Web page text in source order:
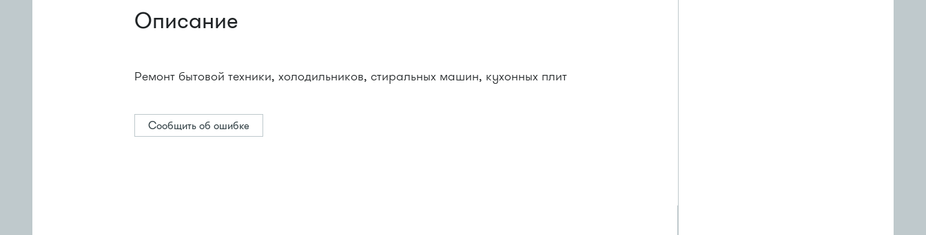
Описание
Ремонт бытовой техники, холодильников, стиральных машин, кухонных плит
Сообщить об ошибке